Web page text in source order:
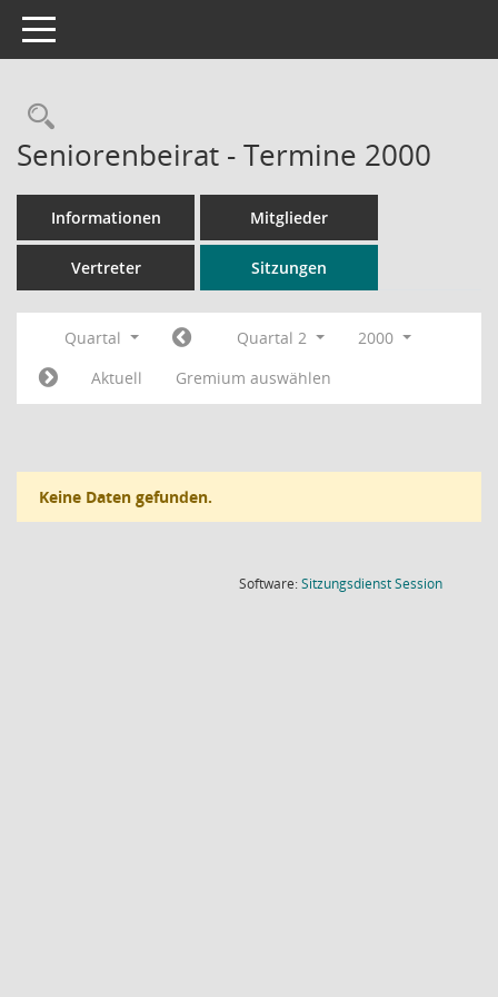
Toggle navigation
Rechercheauswahl
Seniorenbeirat - Termine 2000
Informationen Mitglieder
Vertreter Sitzungen
Quartal Quartal 2
2000
Aktuell
Gremium auswählen
Keine Daten gefunden.
Software:SitzungsdienstSession(Wird in